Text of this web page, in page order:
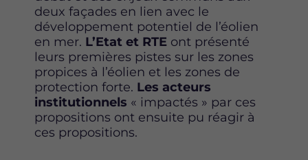
o
k
deux façades en lien avec le
développement potentiel de l’éolien
en mer. L’Etat et RTE ont présenté
leurs premières pistes sur les zones
propices à l’éolien et les zones de
protection forte. Les acteurs
institutionnels « impactés » par ces
propositions ont ensuite pu réagir à
ces propositions.